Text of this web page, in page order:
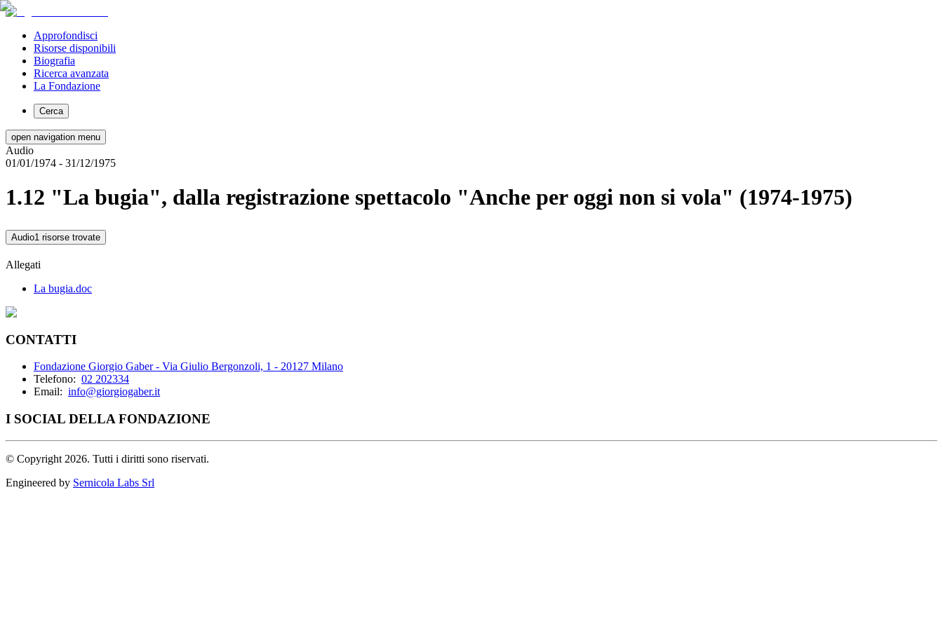
Approfondisci
Risorse disponibili
Biografia
Ricerca avanzata
La Fondazione
Cerca
open navigation menu
Audio
01/01/1974 - 31/12/1975
1.12 "La bugia", dalla registrazione spettacolo "Anche per oggi non si vola" (1974-1975)
Audio1 risorse trovate
Allegati
La bugia.doc
CONTATTI
Fondazione Giorgio Gaber - Via Giulio Bergonzoli, 1 - 20127 Milano
Telefono: 02 202334
Email: info@giorgiogaber.it
I SOCIAL DELLA FONDAZIONE
© Copyright 2026. Tutti i diritti sono riservati.
Engineered by Sernicola Labs Srl